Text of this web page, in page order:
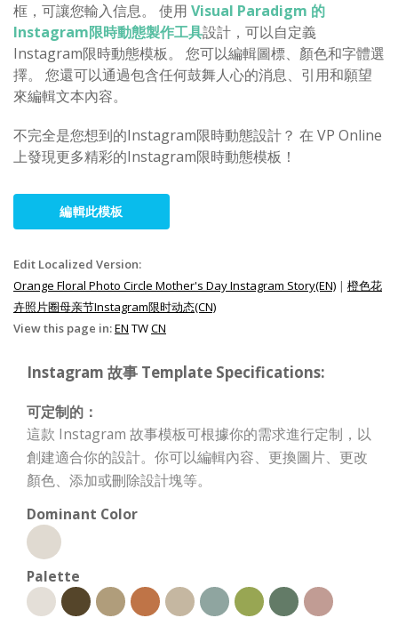
框，可讓您輸入信息。 使用 Visual Paradigm 的
Instagram限時動態製作工具設計，可以自定義
Instagram限時動態模板。 您可以編輯圖標、顏色和字體選
擇。 您還可以通過包含任何鼓舞人心的消息、引用和願望
來編輯文本內容。
不完全是您想到的Instagram限時動態設計？ 在 VP Online
上發現更多精彩的Instagram限時動態模板！
編輯此模板
Edit Localized Version:
Orange Floral Photo Circle Mother's Day Instagram Story(EN) | 橙色花
卉照片圈母亲节Instagram限时动态(CN)
View this page in:EN TWCN
Instagram 故事 Template Specifications:
可定制的：
這款 Instagram 故事模板可根據你的需求進行定制，以
創建適合你的設計。你可以編輯內容、更換圖片、更改
顏色、添加或刪除設計塊等。
Dominant Color
Palette